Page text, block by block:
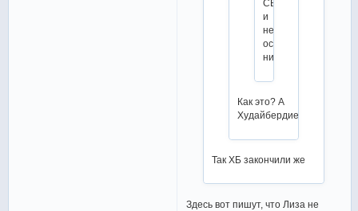
СБ
и
не
осталось
никого
Как это? А
Худайбердиева?
Так ХБ закончили же
Здесь вот пишут, что Лиза не